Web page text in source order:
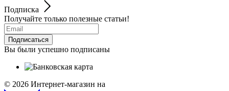
Подписка
Получайте только полезные статьи!
Подписаться
Вы были успешно подписаны
© 2026 Интернет-магазин на